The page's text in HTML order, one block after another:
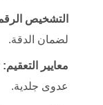
التشخيص
لضمان الدقة.
معايير التعقيم:
عدوى جلدية.